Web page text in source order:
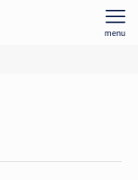
menu